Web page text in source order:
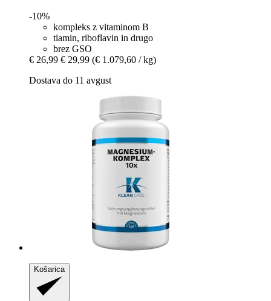
-10%
kompleks z vitaminom B
tiamin, riboflavin in drugo
brez GSO
€ 26,99 € 29,99 (€ 1.079,60 / kg)
Dostava do 11 avgust
Košarica